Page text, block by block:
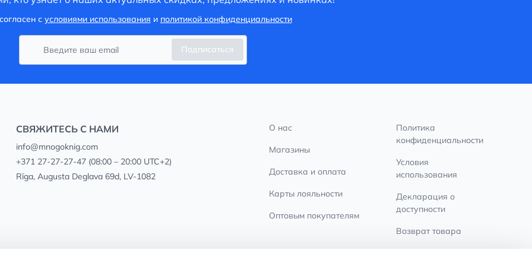
с условиями использования и политикой конфиденциальности
Подписаться
СВЯЖИТЕСЬ С НАМИ
info@mnogoknig.com
+371 27-27-27-47(08:00 – 20:00 UTC+2)
Rīga, Augusta Deglava 69d, LV-1082
О нас
Магазины
Доставка и оплата
Карты лояльности
Оптовым покупателям
Политика
конфиденциальности
Условия
использования
Декларация о
доступности
Возврат товара